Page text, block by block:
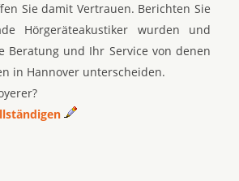
Sie damit Vertrauen. Berichten Sie
Hörgeräteakustiker wurden und
Beratung und Ihr Service von denen
in Hannover unterscheiden.